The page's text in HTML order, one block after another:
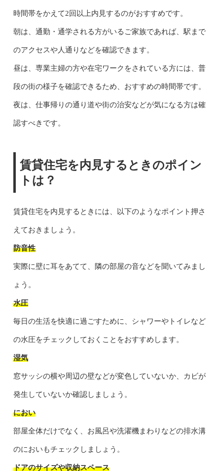
時間帯をかえて2回以上内見するのがおすすめです。
朝は、通勤・通学される方がいるご家族であれば、駅まで
のアクセスや人通りなどを確認できます。
昼は、専業主婦の方や在宅ワークをされている方には、普
段の街の様子を確認できるため、おすすめの時間帯です。
夜は、仕事帰りの通り道や街の治安などが気になる方は確
認すべきです。
賃貸住宅を内見するときのポイン
トは？
賃貸住宅を内見するときには、以下のようなポイント押さ
えておきましょう。
防音性
実際に壁に耳をあてて、隣の部屋の音などを聞いてみまし
ょう。
水圧
毎日の生活を快適に過ごすために、シャワーやトイレなど
の水圧をチェックしておくことをおすすめします。
湿気
窓サッシの横や周辺の壁などが変色していないか、カビが
発生していないか確認しましょう。
におい
部屋全体だけでなく、お風呂や洗濯機まわりなどの排水溝
のにおいもチェックしましょう。
ドアのサイズや収納スペース